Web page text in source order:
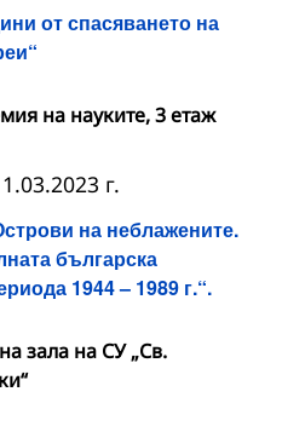
от спасяването на
на науките, 3 етаж
на неблажените.
българска
1944 – 1989 г.“.
г.
зала на СУ „Св.